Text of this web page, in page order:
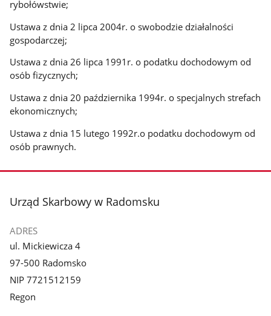
rybołówstwie;
Ustawa z dnia 2 lipca 2004r. o swobodzie działalności
gospodarczej;
Ustawa z dnia 26 lipca 1991r. o podatku dochodowym od
osób fizycznych;
Ustawa z dnia 20 października 1994r. o specjalnych strefach
ekonomicznych;
Ustawa z dnia 15 lutego 1992r.o podatku dochodowym od
osób prawnych.
stopka
Urząd Skarbowy w Radomsku
ADRES
ul. Mickiewicza 4
97-500 Radomsko
NIP 7721512159
Regon